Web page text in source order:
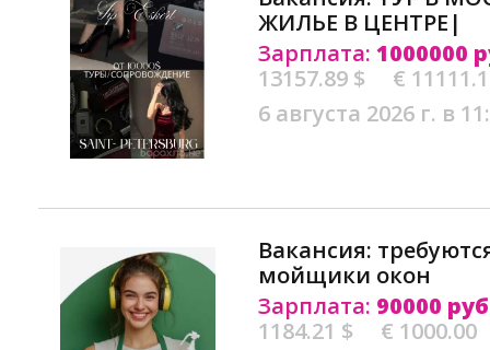
ЖИЛЬЕ В ЦЕНТРЕ|
Зарплата: 1000000
13157.89 $
€
6 августа 2026 г. в
Вакансия:
мойщики окон
Зарплата: 90000
1184.21 $
€ 1000.00